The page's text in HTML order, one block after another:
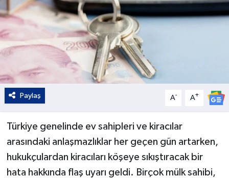
Paylaş A- A+
Türkiye genelinde ev sahipleri ve kiracılar
arasındaki anlaşmazlıklar her geçen gün artarken,
hukukçulardan kiracıları köşeye sıkıştıracak bir
hata hakkında flaş uyarı geldi. Birçok mülk sahibi,